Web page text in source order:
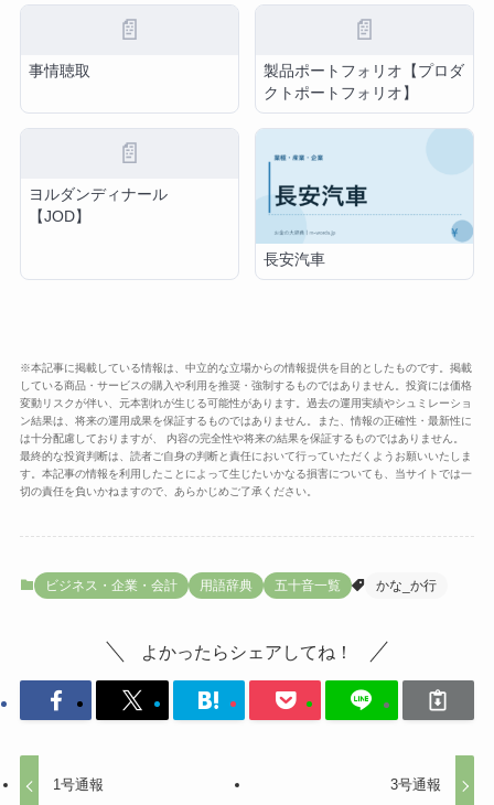
📄
事情聴取
📄
製品ポートフォリオ【プロダ
クトポートフォリオ】
📄
ヨルダンディナール
【JOD】
長安汽車
※本記事に掲載している情報は、中立的な立場からの情報提供を目的としたものです。掲載
している商品・サービスの購入や利用を推奨・強制するものではありません。投資には価格
変動リスクが伴い、元本割れが生じる可能性があります。過去の運用実績やシュミレーショ
ン結果は、将来の運用成果を保証するものではありません。また、情報の正確性・最新性に
は十分配慮しておりますが、 内容の完全性や将来の結果を保証するものではありません。
最終的な投資判断は、読者ご自身の判断と責任において行っていただくようお願いいたしま
す。本記事の情報を利用したことによって生じたいかなる損害についても、当サイトでは一
切の責任を負いかねますので、あらかじめご了承ください。
ビジネス・企業・会計 用語辞典 五十音一覧 かな_か行
よかったらシェアしてね！
1号通報 3号通報